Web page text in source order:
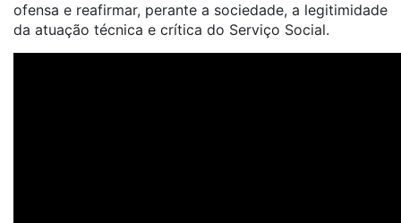
ofensa e reafirmar, perante a sociedade, a legitimidade
da atuação técnica e crítica do Serviço Social.